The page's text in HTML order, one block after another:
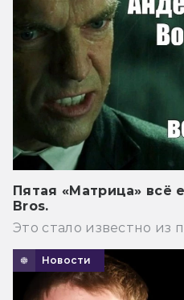
Пятая «Матрица» всё
Bros.
Это стало известно из
Новости